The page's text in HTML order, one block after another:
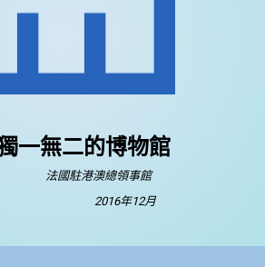
一無二的博物館
法國駐港澳總領事館
2016年12月